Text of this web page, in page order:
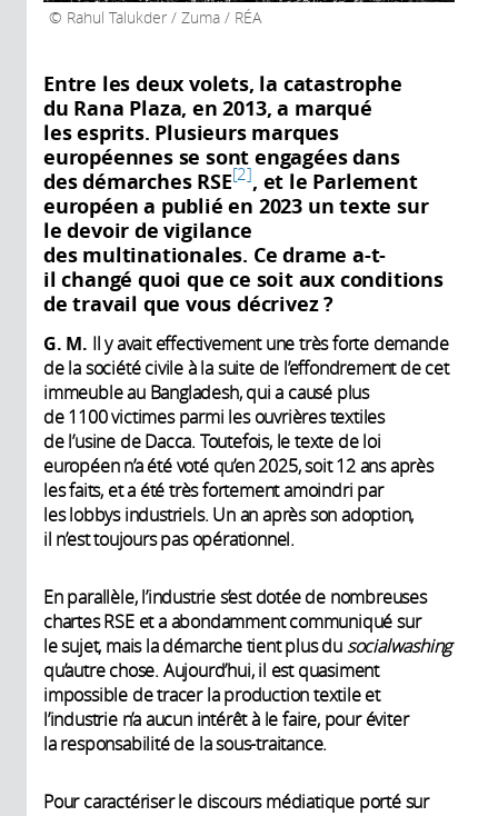
Rahul Talukder / Zuma / RÉA
Entre les deux volets, la catastrophe
du Rana Plaza, en 2013, a marqué
les esprits. Plusieurs marques
européennes se sont engagées dans
des démarches RSE 2 , et le Parlement
européen a publié en 2023 un texte sur
le devoir de vigilance
des multinationales. Ce drame a-t-
il changé quoi que ce soit aux conditions
de travail que vous décrivez ?
G. M. Il y avait effectivement une très forte demande
de la société civile à la suite de l’effondrement de cet
immeuble au Bangladesh, qui a causé plus
de 1100 victimes parmi les ouvrières textiles
de l’usine de Dacca. Toutefois, le texte de loi
européen n’a été voté qu’en 2025, soit 12 ans après
les faits, et a été très fortement amoindri par
les lobbys industriels. Un an après son adoption,
il n’est toujours pas opérationnel.
En parallèle, l’industrie s’est dotée de nombreuses
chartes RSE et a abondamment communiqué sur
le sujet, mais la démarche tient plus dusocialwashing
qu’autre chose. Aujourd’hui, il est quasiment
impossible de tracer la production textile et
l’industrie n’a aucun intérêt à le faire, pour éviter
la responsabilité de la sous-traitance.
Pour caractériser le discours médiatique porté sur